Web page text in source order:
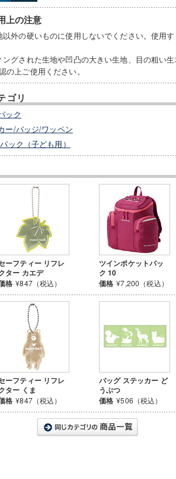
上の注意
外の硬いものに使用しないでください。使用
グされた生地や凹凸の大きい生地、目の粗い
の上ご使用ください。
ゴリ
ック
ー/バッジ/ワッペン
ック（子ども用）
ーフティー リフレ
ター カエデ
格 ¥847（税込）
ツインポケットパッ
ク 10
価格 ¥7,200（税込）
ーフティー リフレ
ター くま
格 ¥847（税込）
バッグ ステッカー ど
うぶつ
価格 ¥506（税込）